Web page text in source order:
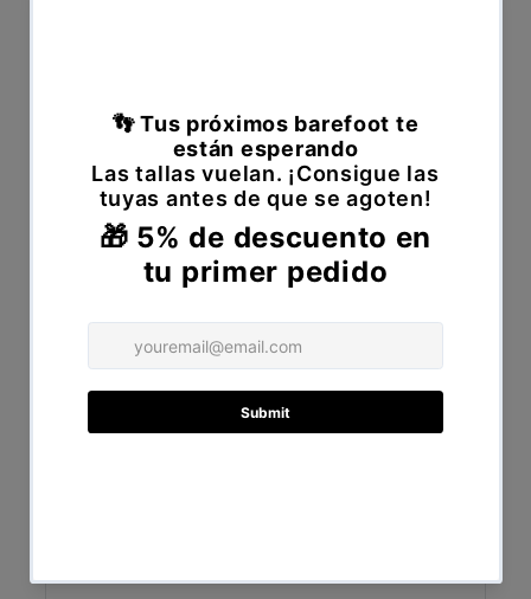
Por favor, rellene el siguiente formulario
para enviar su solicitud de desistimiento.